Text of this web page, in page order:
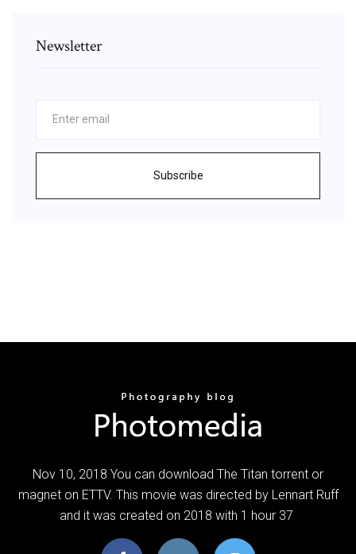
Newsletter
Subscribe
Nov 10, 2018 You can download The Titan torrent or
magnet on ETTV. This movie was directed by Lennart Ruff
and it was created on 2018 with 1 hour 37